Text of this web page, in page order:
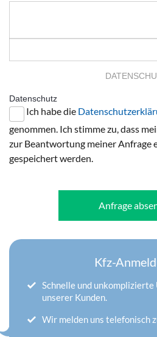
Datenschutz
Ich habe die
genommen. Ich stimme zu, dass
zur Beantwortung meiner Anfrage
gespeichert werden.
Anfrage
Kfz-
Schnelle und
unserer Kunden.
Wir melden uns telefonisch